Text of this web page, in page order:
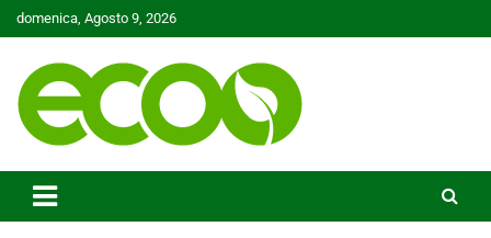
Skip
to
domenica, Agosto 9, 2026
Ecoo.it